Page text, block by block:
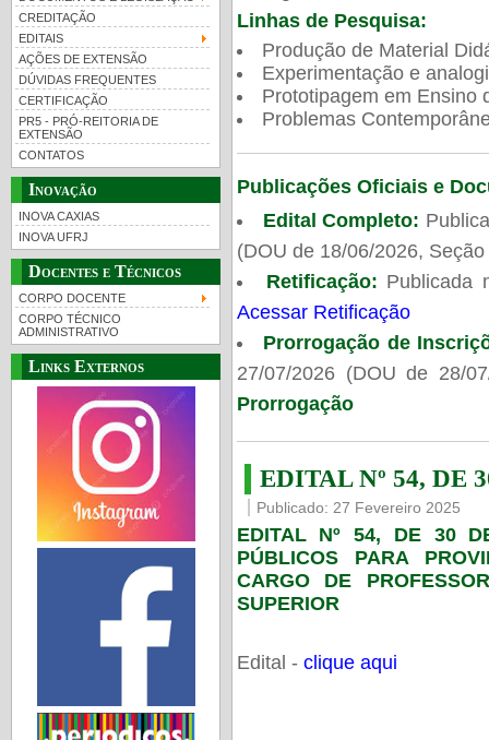
CREDITAÇÃO
EDITAIS
AÇÕES DE EXTENSÃO
DÚVIDAS FREQUENTES
CERTIFICAÇÃO
PR5 - PRÓ-REITORIA DE
EXTENSÃO
CONTATOS
Inovação
INOVA CAXIAS
INOVA UFRJ
Docentes e Técnicos
CORPO DOCENTE
CORPO TÉCNICO
ADMINISTRATIVO
Links Externos
Linhas de Pesquisa:
Produção de Material
Experimentação e
Prototipagem em Ensino
Problemas
Publicações Oficiais e
Edital Completo:
(DOU de 18/06/2026,
Retificação: Publicada
Acessar Retificação
Prorrogação de
27/07/2026 (DOU de 28/
Prorrogação
EDITAL Nº 54, DE
Publicado: 27 Fevereiro 2025
EDITAL Nº 54, DE 30
PÚBLICOS PARA
CARGO DE
SUPERIOR
Edital - clique aqui